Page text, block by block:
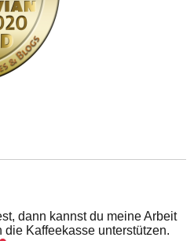
dann kannst du meine Arbeit
Kaffeekasse unterstützen.